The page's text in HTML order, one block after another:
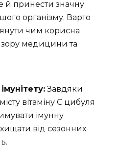
й принести значну
організму. Варто
чим корисна
зору медицини та
Завдяки
вітаміну C цибуля
імунну
від сезонних